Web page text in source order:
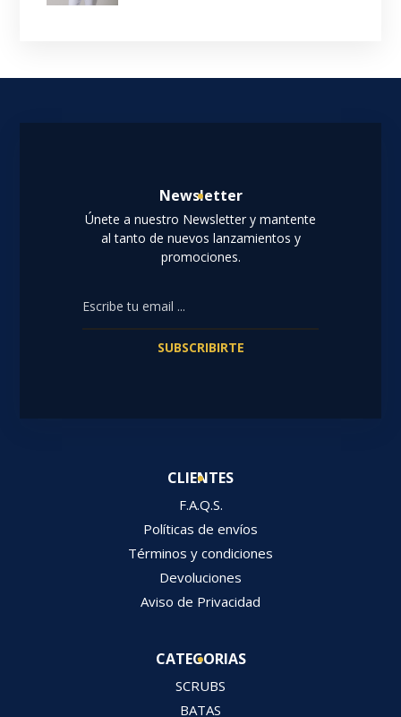
Newsletter
Únete a nuestro Newsletter y mantente
al tanto de nuevos lanzamientos y
promociones.
SUBSCRIBIRTE
CLIENTES
F.A.Q.S.
Políticas de envíos
Términos y condiciones
Devoluciones
Aviso de Privacidad
CATEGORIAS
SCRUBS
BATAS